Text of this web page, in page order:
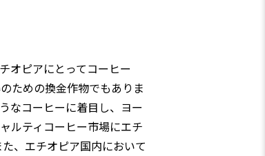
オピアにとってコーヒー
ための換金作物でもありま
なコーヒーに着目し、ヨー
ルティコーヒー市場にエチ
、エチオピア国内において